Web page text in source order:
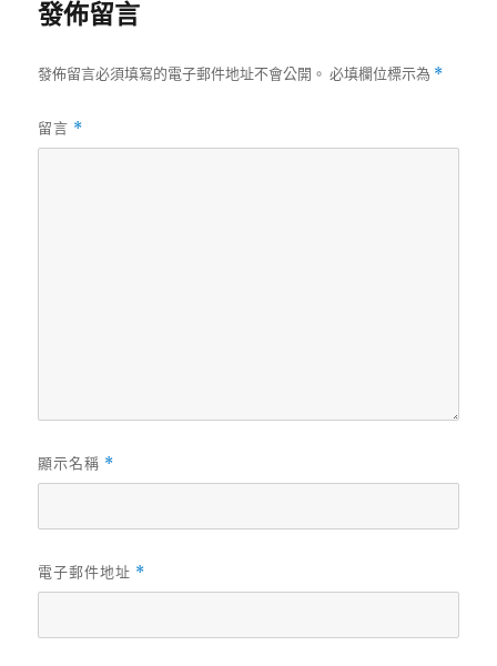
發佈留言
發佈留言必須填寫的電子郵件地址不會公開。 必填欄位標示為 *
留言 *
顯示名稱 *
電子郵件地址 *